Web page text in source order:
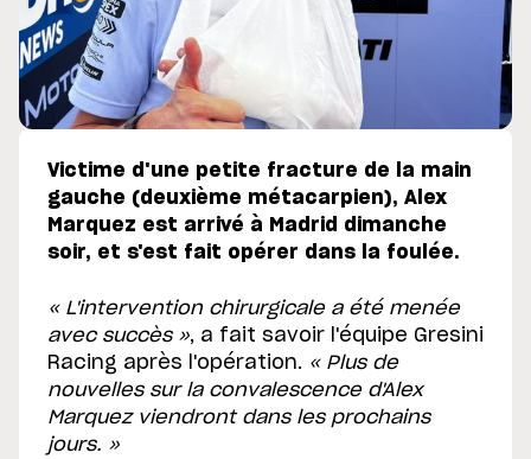
Victime d'une petite fracture de la main
gauche (deuxième métacarpien), Alex
Marquez est arrivé à Madrid dimanche
soir, et s'est fait opérer dans la foulée.
« L'intervention chirurgicale a été menée
avec succès », a fait savoir l'équipe Gresini
Racing après l'opération. « Plus de
nouvelles sur la convalescence d'Alex
Marquez viendront dans les prochains
jours. »